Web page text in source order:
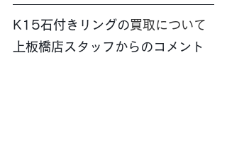
K15石付きリングの買取について
上板橋店スタッフからのコメント